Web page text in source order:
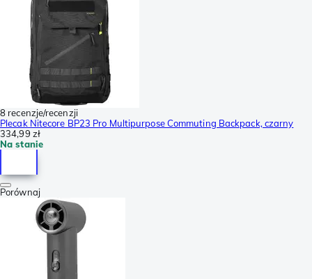
8 recenzje/recenzji
Plecak Nitecore BP23 Pro Multipurpose Commuting Backpack, czarny
334,99 zł
Na stanie
Porównaj